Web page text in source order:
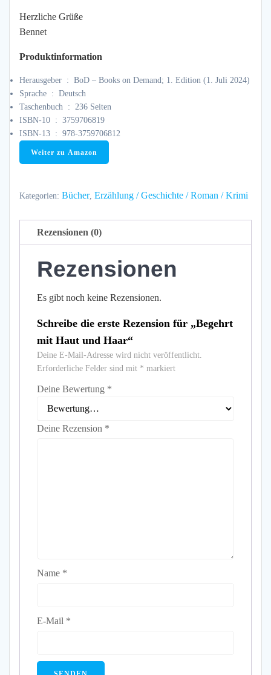
Herzliche Grüße
Bennet
Produktinformation
Herausgeber ‏ : ‎ BoD – Books on Demand; 1. Edition (1. Juli 2024)
Sprache ‏ : ‎ Deutsch
Taschenbuch ‏ : ‎ 236 Seiten
ISBN-10 ‏ : ‎ 3759706819
ISBN-13 ‏ : ‎ 978-3759706812
Weiter zu Amazon
Kategorien: Bücher, Erzählung / Geschichte / Roman / Krimi
Rezensionen (0)
Rezensionen
Es gibt noch keine Rezensionen.
Schreibe die erste Rezension für „Begehrt
mit Haut und Haar“
Deine E-Mail-Adresse wird nicht veröffentlicht.
Erforderliche Felder sind mit * markiert
Deine Bewertung *
Deine Rezension *
Name *
E-Mail *